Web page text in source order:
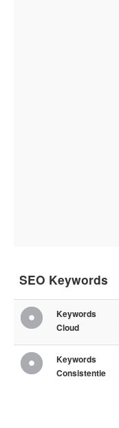
SEO Keywords
Keywords
Cloud
Keywords
Consistentie